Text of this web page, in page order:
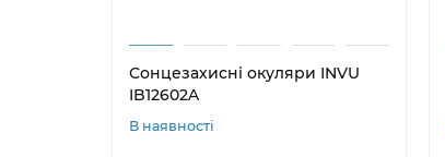
Сонцезахисні окуляри INVU
IB12602A
В наявності